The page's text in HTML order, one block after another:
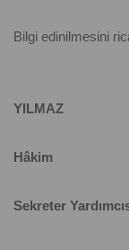
Bilgi edinilmesini
YILMAZ
Hâkim
Sekreter